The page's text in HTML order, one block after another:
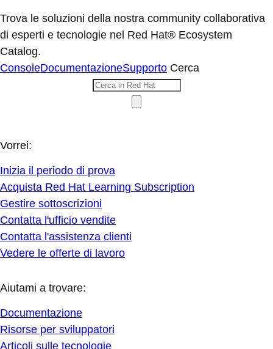
Trova le soluzioni della nostra community collaborativa
di esperti e tecnologie nel Red Hat® Ecosystem
Catalog.
ConsoleDocumentazioneSupporto Cerca
Vorrei:
Inizia il periodo di prova
Acquista Red Hat Learning Subscription
Gestire sottoscrizioni
Contatta l'ufficio vendite
Contatta l'assistenza clienti
Vedere le offerte di lavoro
Aiutami a trovare:
Documentazione
Risorse per sviluppatori
Articoli sulle tecnologie